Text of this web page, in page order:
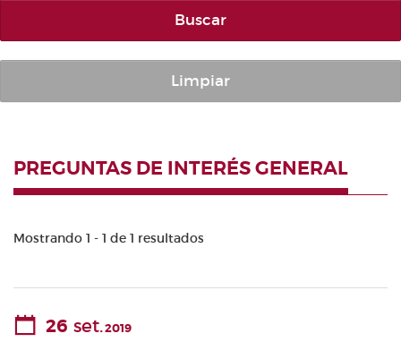
Buscar
Limpiar
PREGUNTAS DE INTERÉS GENERAL
Mostrando 1 - 1 de 1 resultados
26 set.2019